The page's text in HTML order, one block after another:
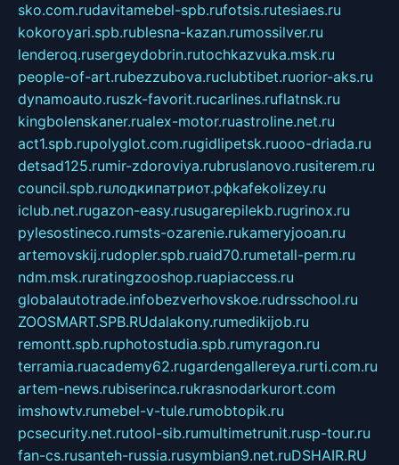
sko.com.rudavitamebel-spb.rufotsis.rutesiaes.ru
kokoroyari.spb.rublesna-kazan.rumossilver.ru
lenderoq.rusergeydobrin.rutochkazvuka.msk.ru
people-of-art.rubezzubova.ruclubtibet.ruorior-aks.ru
dynamoauto.ruszk-favorit.rucarlines.ruflatnsk.ru
kingbolenskaner.rualex-motor.ruastroline.net.ru
act1.spb.rupolyglot.com.rugidlipetsk.ruooo-driada.ru
detsad125.rumir-zdoroviya.rubruslanovo.rusiterem.ru
council.spb.ruлодкипатриот.рфkafekolizey.ru
iclub.net.rugazon-easy.rusugarepilekb.rugrinox.ru
pylesostineco.rumsts-ozarenie.rukameryjooan.ru
artemovskij.rudopler.spb.ruaid70.rumetall-perm.ru
ndm.msk.ruratingzooshop.ruapiaccess.ru
globalautotrade.infobezverhovskoe.rudrsschool.ru
ZOOSMART.SPB.RUdalakony.rumedikijob.ru
remontt.spb.ruphotostudia.spb.rumyragon.ru
terramia.ruacademy62.rugardengallereya.rurti.com.ru
artem-news.rubiserinca.rukrasnodarkurort.com
imshowtv.rumebel-v-tule.rumobtopik.ru
pcsecurity.net.rutool-sib.rumultimetrunit.rusp-tour.ru
fan-cs.rusanteh-russia.rusymbian9.net.ruDSHAIR.RU